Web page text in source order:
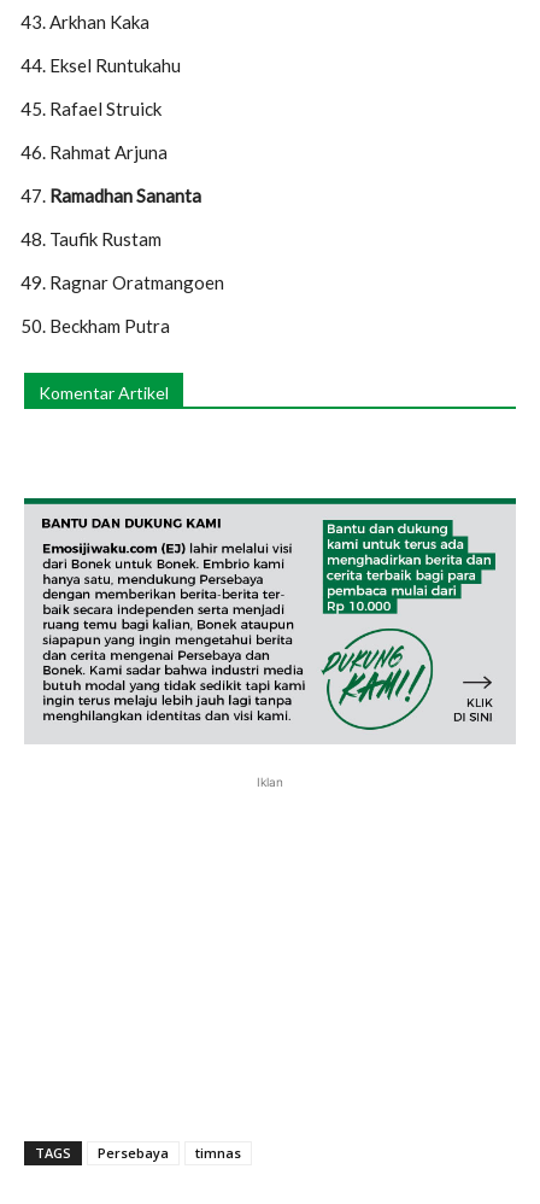
Arkhan Kaka
Eksel Runtukahu
Rafael Struick
Rahmat Arjuna
Ramadhan Sananta
Taufik Rustam
Ragnar Oratmangoen
Beckham Putra
Komentar Artikel
Iklan
TAGS Persebaya timnas